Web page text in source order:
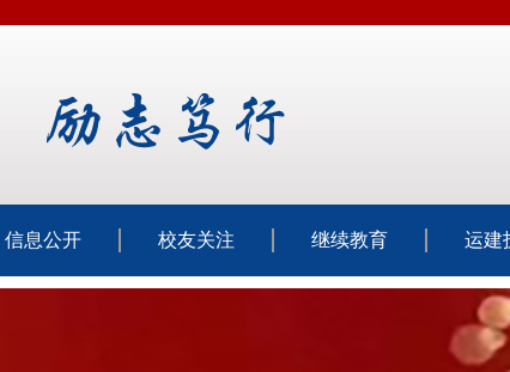
信息公开 校友关注 继续教育 运建